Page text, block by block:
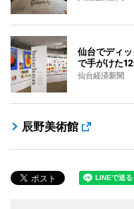
仙台でディ
で手がけた
仙台経済新聞
辰野美術館